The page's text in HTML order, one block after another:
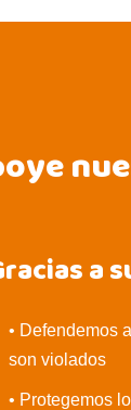
a
• Defendemos
son violados
• Protegemos